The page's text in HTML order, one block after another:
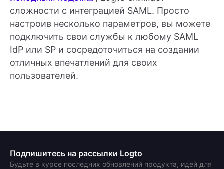
сложности с интеграцией SAML. Просто
настроив несколько параметров, вы можете
подключить свои службы к любому SAML
IdP или SP и сосредоточиться на создании
отличных впечатлений для своих
пользователей.
Подпишитесь на рассылки Logto
Будьте в курсе последних обновлений продукта, идей для